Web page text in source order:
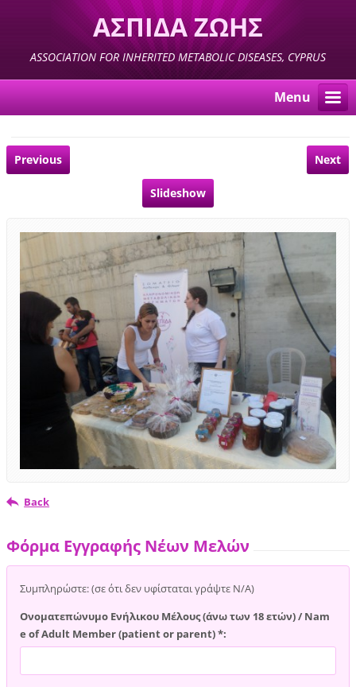
ΑΣΠΙΔΑ ΖΩΗΣ
ASSOCIATION FOR INHERITED METABOLIC DISEASES, CYPRUS
Menu
Previous Next
Slideshow
Back
Φόρμα Εγγραφής Νέων Μελών
Συμπληρώστε: (σε ότι δεν υφίσταται γράψτε Ν/Α)
Ονοματεπώνυμο Ενήλικου Μέλους (άνω των 18 ετών) / Nam
e of Adult Member (patient or parent) *: